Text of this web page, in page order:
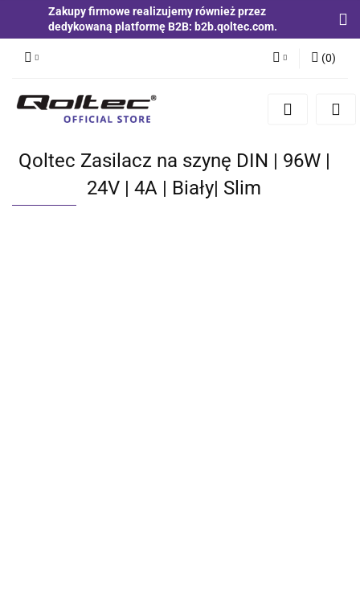
Zakupy firmowe realizujemy również przez
dedykowaną platformę B2B: b2b.qoltec.com.
Zaloguj się
Zgody cookies
(0)
Qoltec Zasilacz na szynę DIN | 96W |
24V | 4A | Biały| Slim